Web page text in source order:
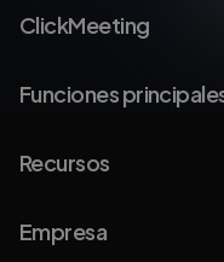
ClickMeeting
Funciones
Recursos
Empresa